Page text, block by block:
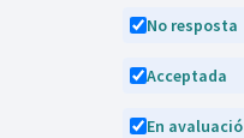
No resposta
Acceptada
En avaluació